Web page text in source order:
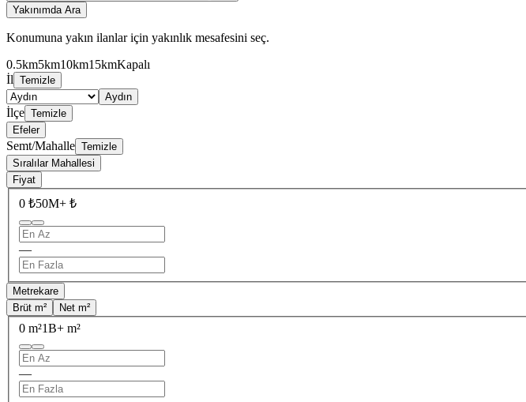
Yakınımda Ara
Konumuna yakın ilanlar için yakınlık mesafesini seç.
0.5km5km10km15kmKapalı
İl Temizle
Aydın
İlçe Temizle
Efeler
Semt/Mahalle Temizle
Sıralılar Mahallesi
Fiyat
0 ₺50M+ ₺
—
Metrekare
Brüt m²
Net m²
0 m²1B+ m²
—